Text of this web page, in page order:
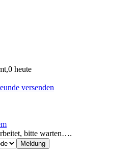
heute
versenden
bitte warten….